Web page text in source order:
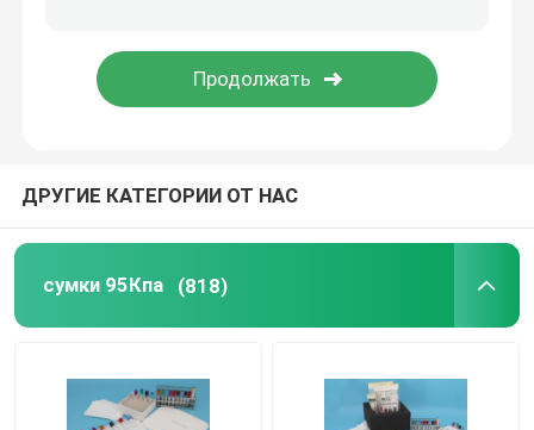
Коробки транспорта хладоагента
Медицинские поставки турникета
трубка центрифуги
ДРУГИЕ КАТЕГОРИИ ОТ НАС
сумки 95Кпа (818)